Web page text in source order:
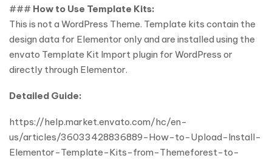
### How to Use Template Kits:
This is not a WordPress Theme. Template kits contain the
design data for Elementor only and are installed using the
envato Template Kit Import plugin for WordPress or
directly through Elementor.
Detailed Guide:
https://help.market.envato.com/hc/en-
us/articles/36033428836889-How-to-Upload-Install-
Elementor-Template-Kits-from-Themeforest-to-